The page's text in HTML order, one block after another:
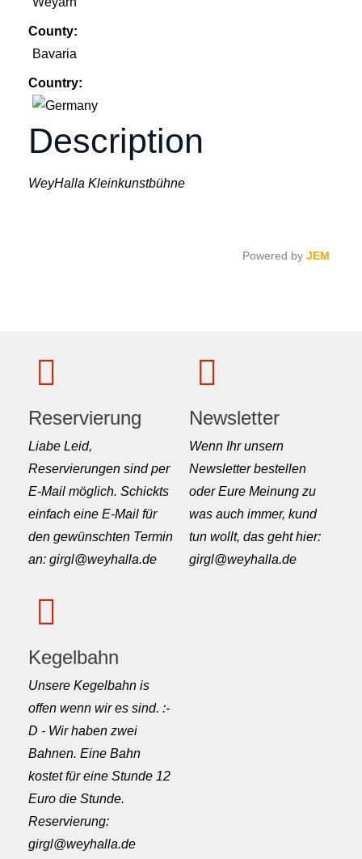
County:
Bavaria
Country:
Description
WeyHalla Kleinkunstbühne
Powered by JEM
Reservierung
Liabe Leid,
Reservierungen sind per
E-Mail möglich. Schickts
einfach eine E-Mail für
den gewünschten Termin
an: girgl@weyhalla.de
Newsletter
Wenn Ihr unsern
Newsletter bestellen
oder Eure Meinung zu
was auch immer, kund
tun wollt, das geht hier:
girgl@weyhalla.de
Kegelbahn
Unsere Kegelbahn is
offen wenn wir es sind. :-
D - Wir haben zwei
Bahnen. Eine Bahn
kostet für eine Stunde 12
Euro die Stunde.
Reservierung:
girgl@weyhalla.de